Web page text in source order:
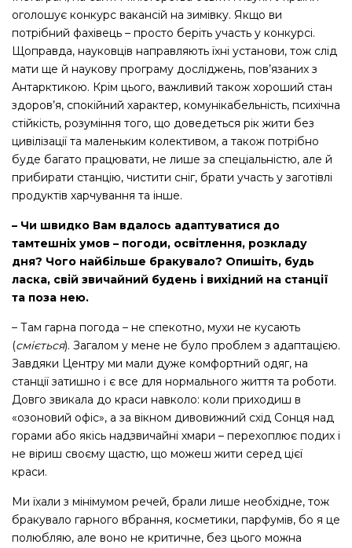
оголошує конкурс вакансій на зимівку. Якщо ви
потрібний фахівець – просто беріть участь у конкурсі.
Щоправда, науковців направляють їхні установи, тож слід
мати ще й наукову програму досліджень, пов’язаних з
Антарктикою. Крім цього, важливий також хороший стан
здоров’я, спокійний характер, комунікабельність, психічна
стійкість, розуміння того, що доведеться рік жити без
цивілізації та маленьким колективом, а також потрібно
буде багато працювати, не лише за спеціальністю, але й
прибирати станцію, чистити сніг, брати участь у заготівлі
продуктів харчування та інше.
– Чи швидко Вам вдалось адаптуватися до
тамтешніх умов – погоди, освітлення, розкладу
дня? Чого найбільше бракувало? Опишіть, будь
ласка, свій звичайний будень і вихідний на станції
та поза нею.
– Там гарна погода – не спекотно, мухи не кусають
(сміється). Загалом у мене не було проблем з адаптацією.
Завдяки Центру ми мали дуже комфортний одяг, на
станції затишно і є все для нормального життя та роботи.
Довго звикала до краси навколо: коли приходиш в
«озоновий офіс», а за вікном дивовижний схід Сонця над
горами або якісь надзвичайні хмари – перехоплює подих і
не віриш своєму щастю, що можеш жити серед цієї
краси.
Ми їхали з мінімумом речей, брали лише необхідне, тож
бракувало гарного вбрання, косметики, парфумів, бо я це
полюбляю, але воно не критичне, без цього можна